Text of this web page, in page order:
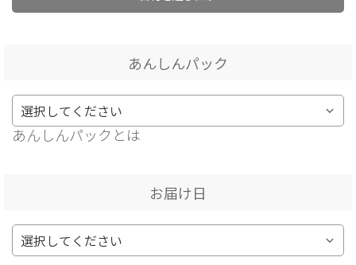
あんしんパック
あんしんパックとは
お届け日